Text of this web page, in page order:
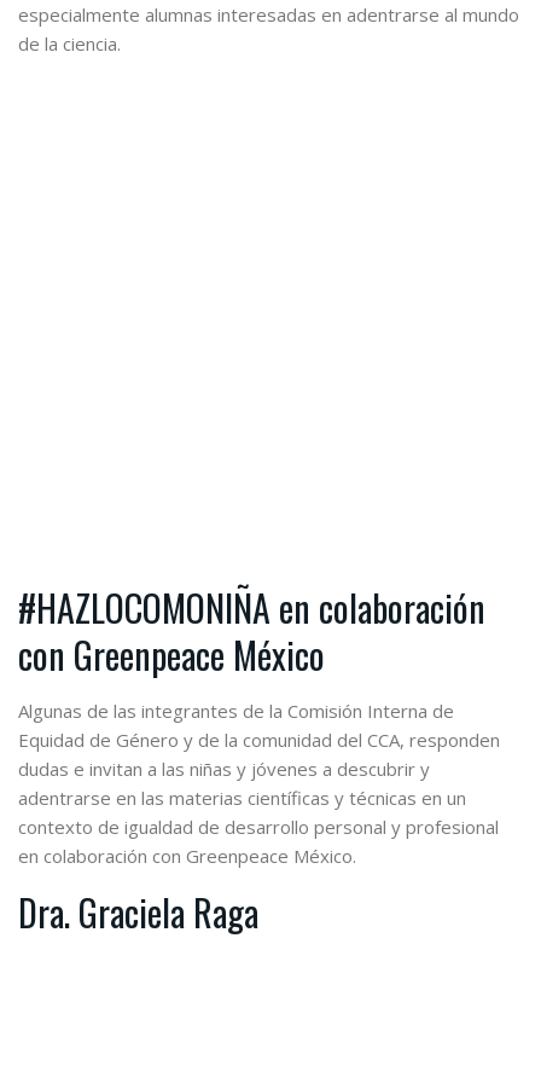
especialmente alumnas interesadas en adentrarse al mundo
de la ciencia.
#HAZLOCOMONIÑA en colaboración
con Greenpeace México
Algunas de las integrantes de la Comisión Interna de
Equidad de Género y de la comunidad del CCA, responden
dudas e invitan a las niñas y jóvenes a descubrir y
adentrarse en las materias científicas y técnicas en un
contexto de igualdad de desarrollo personal y profesional
en colaboración con Greenpeace México.
Dra. Graciela Raga